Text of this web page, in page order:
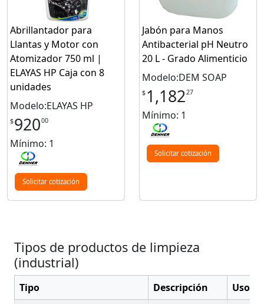
Abrillantador para
Llantas y Motor con
Atomizador 750 ml |
ELAYAS HP Caja con 8
unidades
Modelo:ELAYAS HP
$92000
Mínimo: 1
Solicitar cotización
Jabón para Manos
Antibacterial pH Neutro
20 L - Grado Alimenticio
Modelo:DEM SOAP
$ 1,182 27
Mínimo: 1
Solicitar cotización
Tipos de productos de limpieza
(industrial)
Tipo Descripción Usos